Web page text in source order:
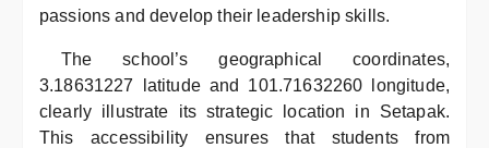
passions and develop their leadership skills.
The school’s geographical coordinates,
3.18631227 latitude and 101.71632260 longitude,
clearly illustrate its strategic location in Setapak.
This accessibility ensures that students from